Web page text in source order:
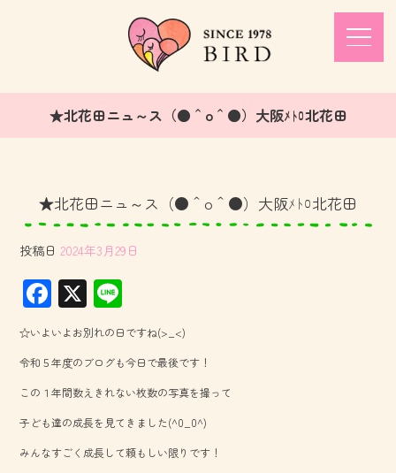
★北花田ニュ～ス（●＾o＾●）大阪ﾒﾄﾛ北花田
★北花田ニュ～ス（●＾o＾●）大阪ﾒﾄﾛ北花田
投稿日 2024年3月29日
F
ac
e
b
o
ok
X
ne
☆いよいよお別れの日ですね(>_<)
令和５年度のブログも今日で最後です！
この１年間数えきれない枚数の写真を撮って
子ども達の成長を見てきました(^0_0^)
みんなすごく成長して頼もしい限りです！